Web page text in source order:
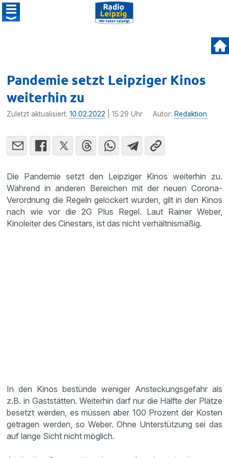
Pandemie setzt Leipziger Kinos
weiterhin zu
Zuletzt aktualisiert:10.02.2022 | 15:29 Uhr Autor: Redaktion
Die Pandemie setzt den Leipziger Kinos weiterhin zu.
Während in anderen Bereichen mit der neuen Corona-
Verordnung die Regeln gelockert wurden, gilt in den Kinos
nach wie vor die 2G Plus Regel. Laut Rainer Weber,
Kinoleiter des Cinestars, ist das nicht verhältnismäßig.
In den Kinos bestünde weniger Ansteckungsgefahr als
z.B. in Gaststätten. Weiterhin darf nur die Hälfte der Plätze
besetzt werden, es müssen aber 100 Prozent der Kosten
getragen werden, so Weber. Ohne Unterstützung sei das
auf lange Sicht nicht möglich.